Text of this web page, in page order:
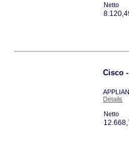
Netto
Cisco
Details
Netto